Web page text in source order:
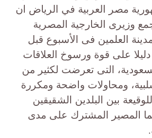
مصر العربية في الرياض ان
جمع وزيرى الخارجية المصرية
العلمين فى الأسبوع قبل
على قوة ورسوخ العلاقات
التى تعرضت لكثير من
ومحاولات واضحة ومكررة
بين البلدين الشقيقين
المصير المشترك على مدى